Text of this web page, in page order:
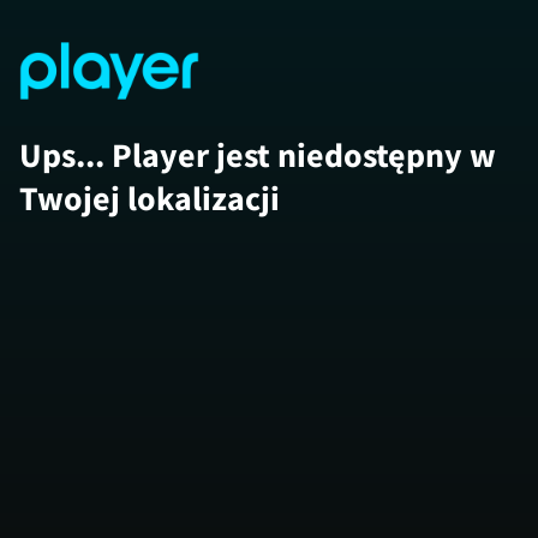
Ups... Player jest niedostępny w
Twojej lokalizacji